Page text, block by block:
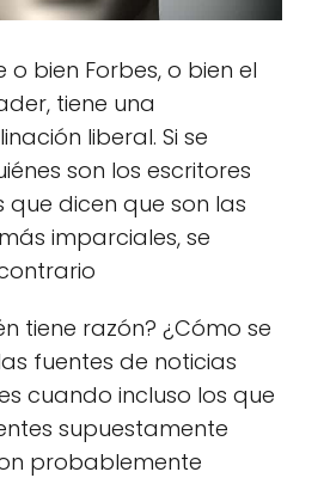
o bien Forbes, o bien el
tiene una
liberal. Si se
son los escritores
dicen que son las
imparciales, se
tiene razón? ¿Cómo se
fuentes de noticias
cuando incluso los que
supuestamente
probablemente